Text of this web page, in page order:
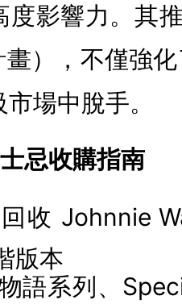
度影響力。其
），不僅強
場中脫手。
忌收購指南
收 Johnnie
版本
語系列、